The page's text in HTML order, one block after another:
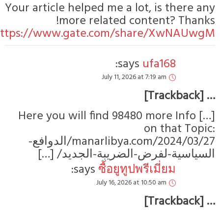
Your article helped me a lot, is there
more related content?
https://www.gate.com/share/
ufa168
says:
July 11, 2026 at 7:19 am
…
[…] Here you will find 98480 more Info
on that
manarlibya.com/2024/03/27/الدوافع-
لفرض-الضريبة-الجديد/ […]
ซื้อยูทูปพรีเมี่ยม
says:
July 16, 2026 at 10:50 am
…